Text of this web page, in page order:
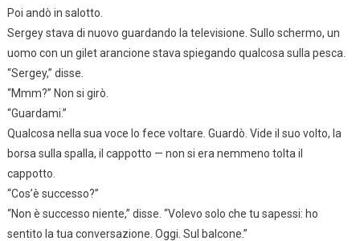
Poi andò in salotto.
Sergey stava di nuovo guardando la televisione. Sullo schermo, un
uomo con un gilet arancione stava spiegando qualcosa sulla pesca.
“Sergey,” disse.
“Mmm?” Non si girò.
“Guardami.”
Qualcosa nella sua voce lo fece voltare. Guardò. Vide il suo volto, la
borsa sulla spalla, il cappotto — non si era nemmeno tolta il
cappotto.
“Cos’è successo?”
“Non è successo niente,” disse. “Volevo solo che tu sapessi: ho
sentito la tua conversazione. Oggi. Sul balcone.”